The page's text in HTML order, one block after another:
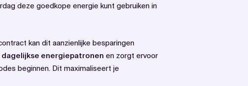
deze goedkope energie kunt gebruiken in
kan dit aanzienlijke besparingen
dagelijkse energiepatronen en zorgt ervoor
beginnen. Dit maximaliseert je